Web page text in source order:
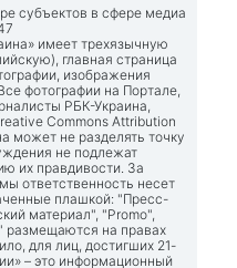
субъектов в сфере медиа
имеет трехязычную
главная страница
изображения
фотографии на Портале,
РБК-Украина,
Commons Attribution
может не разделять точку
не подлежат
их правдивости. За
ответственность несет
плашкой: "Пресс-
материал", "Promo",
размещаются на правах
для лиц, достигших 21-
– это информационный